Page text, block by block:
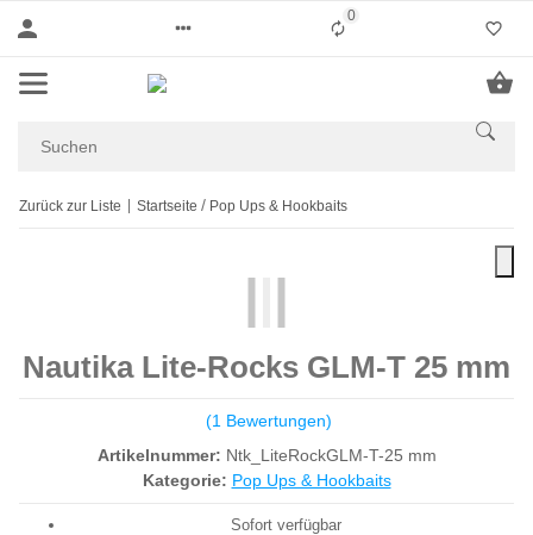
0Liste ist leer
Zurück zur Liste Startseite Pop Ups & Hookbaits
Nautika Lite-Rocks GLM-T 25 mm
(1 Bewertungen)
Artikelnummer: Ntk_LiteRockGLM-T-25 mm
Kategorie: Pop Ups & Hookbaits
Sofort verfügbar